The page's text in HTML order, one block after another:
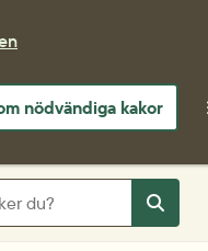
nödvändiga kakor
Sök